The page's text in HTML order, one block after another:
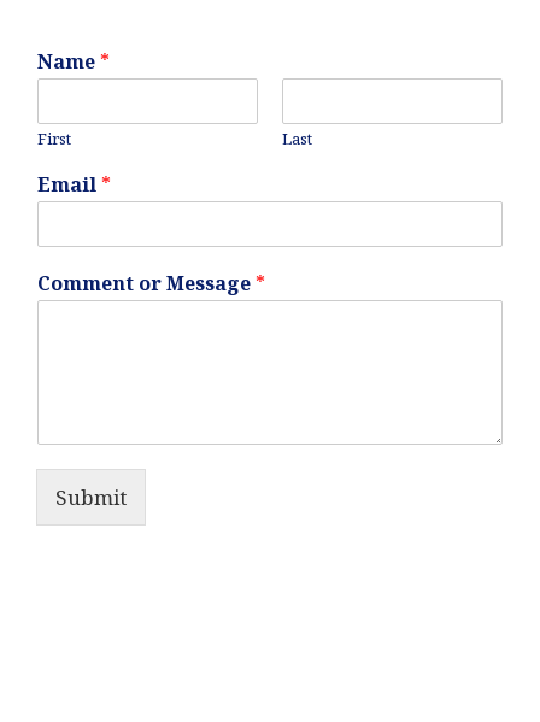
Name *
First Last
Email *
Comment or Message *
Submit